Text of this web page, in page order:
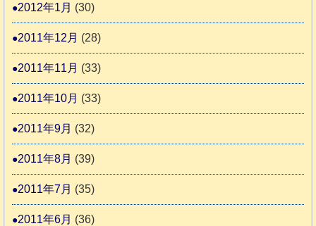
2012年1月 (30)
2011年12月 (28)
2011年11月 (33)
2011年10月 (33)
2011年9月 (32)
2011年8月 (39)
2011年7月 (35)
2011年6月 (36)